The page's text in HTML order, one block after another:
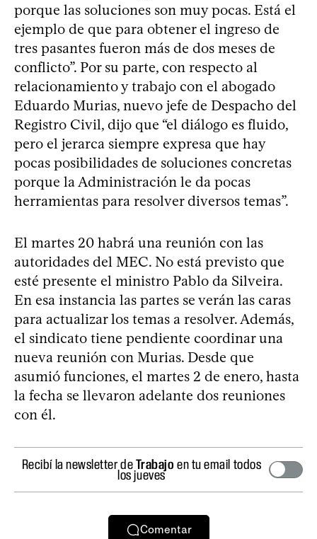
porque las soluciones son muy pocas. Está el
ejemplo de que para obtener el ingreso de
tres pasantes fueron más de dos meses de
conflicto”. Por su parte, con respecto al
relacionamiento y trabajo con el abogado
Eduardo Murias, nuevo jefe de Despacho del
Registro Civil, dijo que “el diálogo es fluido,
pero el jerarca siempre expresa que hay
pocas posibilidades de soluciones concretas
porque la Administración le da pocas
herramientas para resolver diversos temas”.
El martes 20 habrá una reunión con las
autoridades del MEC. No está previsto que
esté presente el ministro Pablo da Silveira.
En esa instancia las partes se verán las caras
para actualizar los temas a resolver. Además,
el sindicato tiene pendiente coordinar una
nueva reunión con Murias. Desde que
asumió funciones, el martes 2 de enero, hasta
la fecha se llevaron adelante dos reuniones
con él.
Recibí la newsletter deTrabajo en tu email todos
los jueves
Comentar